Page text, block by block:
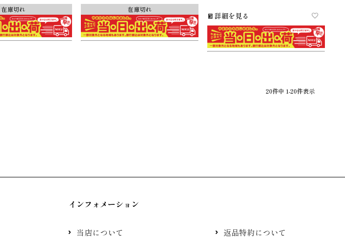
在庫切れ 在庫切れ
詳細を見る
20件中 1-20件表示
インフォメーション
当店について 返品特約について